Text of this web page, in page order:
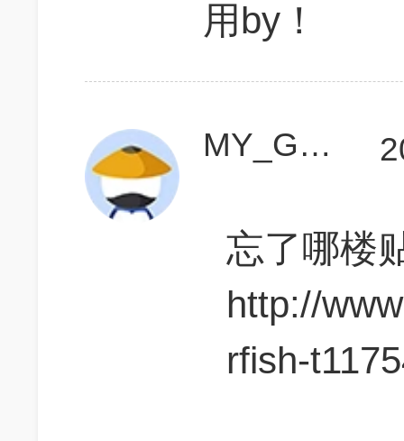
用by！
MY_GMAT
忘了哪楼
http://
rfish-